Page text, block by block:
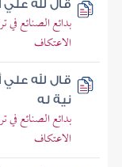
قال لله علي
بدائع الصنائع
الاعتكاف
قال لله علي
نية له
بدائع الصنائع
الاعتكاف